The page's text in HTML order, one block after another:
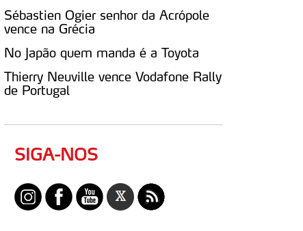
Sébastien Ogier senhor da Acrópole
vence na Grécia
No Japão quem manda é a Toyota
Thierry Neuville vence Vodafone Rally
de Portugal
SIGA-NOS